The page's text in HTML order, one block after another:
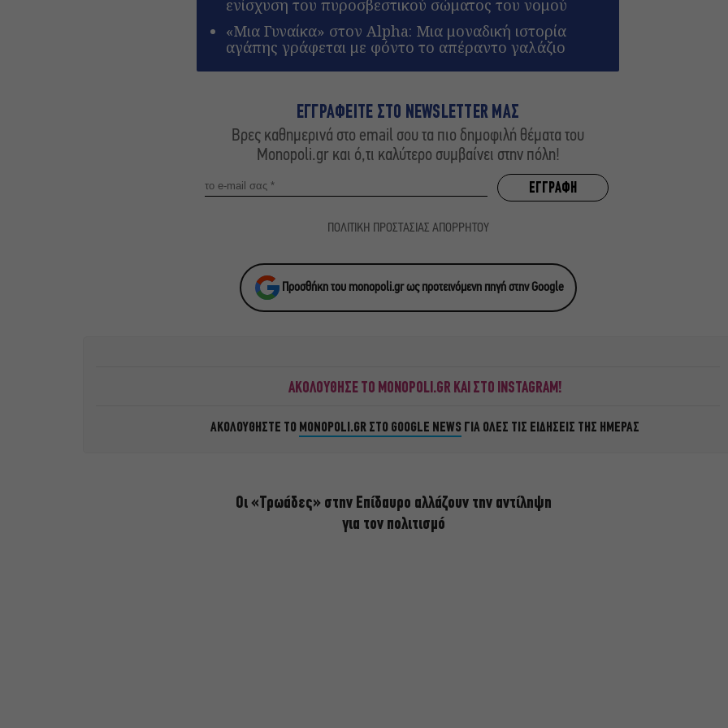
ενίσχυση του πυροσβεστικού σώματος του νομού
«Μια Γυναίκα» στον Alpha: Μια μοναδική ιστορία
αγάπης γράφεται με φόντο το απέραντο γαλάζιο
ΕΓΓΡΑΦΕΙΤΕ ΣΤΟ NEWSLETTER ΜΑΣ
Βρες καθημερινά στο email σου τα πιο δημοφιλή θέματα του
Monopoli.gr και ό,τι καλύτερο συμβαίνει στην πόλη!
ΠΟΛΙΤΙΚΗ ΠΡΟΣΤΑΣΙΑΣ ΑΠΟΡΡΗΤΟΥ
Προσθήκη του monopoli.gr ως προτεινόμενη πηγή στην Google
ΑΚΟΛΟΥΘΗΣΕ ΤΟ MONOPOLI.GR ΚΑΙ ΣΤΟ INSTAGRAM!
ΑΚΟΛΟΥΘΗΣΤΕ ΤΟ MONOPOLI.GR ΣΤΟ GOOGLE NEWS ΓΙΑ ΟΛΕΣ ΤΙΣ ΕΙΔΗΣΕΙΣ ΤΗΣ ΗΜΕΡΑΣ
Οι «Τρωάδες» στην Επίδαυρο αλλάζουν την αντίληψη
για τον πολιτισμό